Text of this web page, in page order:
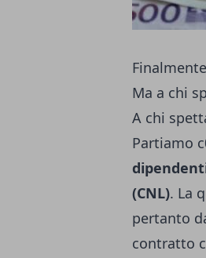
Ma a chi
A chi
Partiamo
(CNL). La
pertanto
contratto